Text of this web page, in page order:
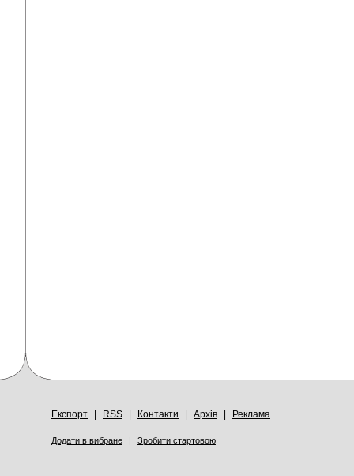
Експорт RSS Контакти Архів Реклама
Додати в вибране | Зробити стартовою